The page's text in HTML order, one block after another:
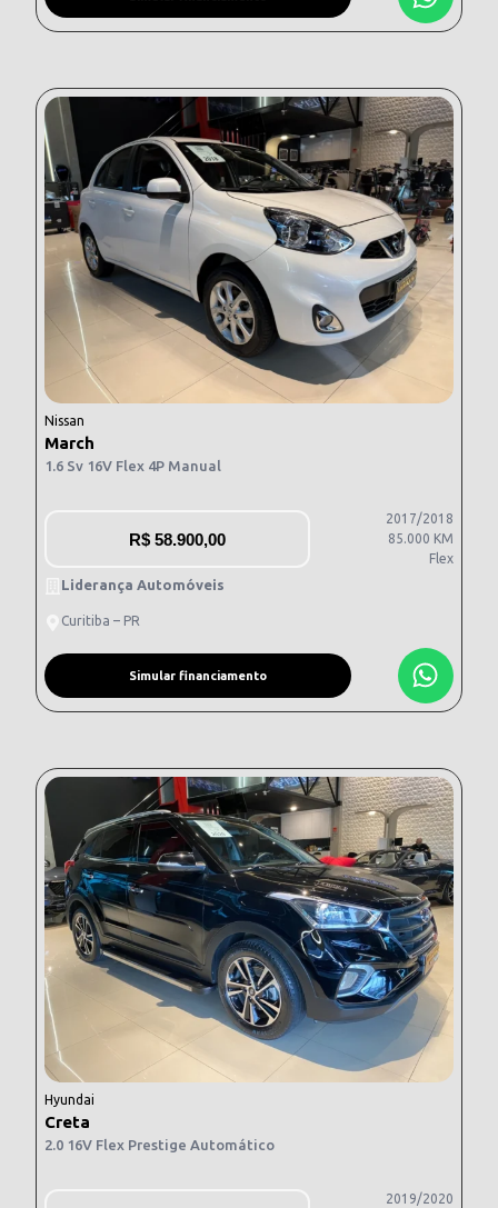
Nissan
March
1.6 Sv 16V Flex 4P Manual
R$ 58.900,00
2017/2018
85.000 KM
Flex
Liderança Automóveis
Curitiba – PR
Simular financiamento
Hyundai
Creta
2.0 16V Flex Prestige Automático
2019/2020